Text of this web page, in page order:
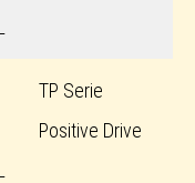
TP Serie
Positive Drive